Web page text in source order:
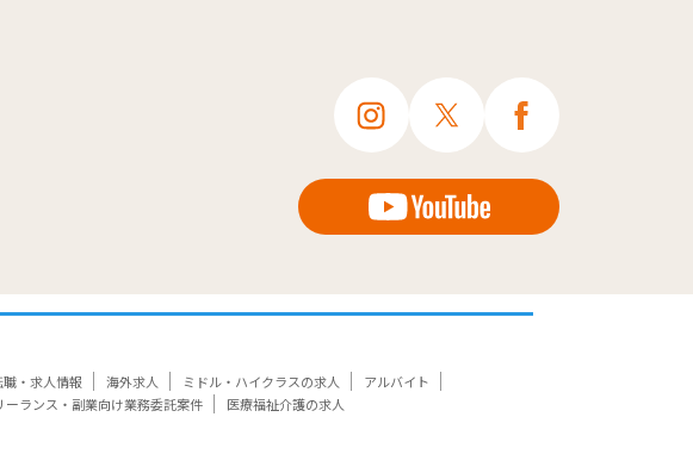
職・求人情報 海外求人 ミドル・ハイクラスの求人
アルバイト
ーランス・副業向け業務委託案件 医療福祉介護の求人